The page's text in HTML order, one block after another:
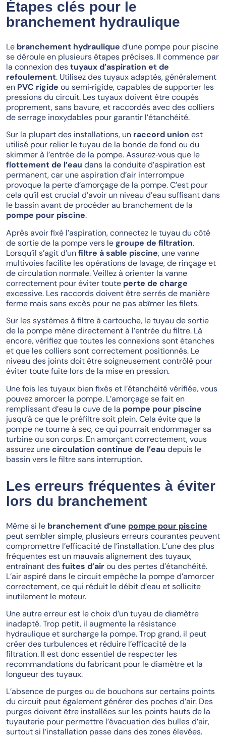
Étapes clés pour le
branchement hydraulique
Le branchement hydraulique d’une pompe pour piscine
se déroule en plusieurs étapes précises. Il commence par
la connexion destuyaux d’aspiration et de
refoulement. Utilisez des tuyaux adaptés, généralement
en PVC rigide ou semi‑rigide, capables de supporter les
pressions du circuit. Les tuyaux doivent être coupés
proprement, sans bavure, et raccordés avec des colliers
de serrage inoxydables pour garantir l’étanchéité.
Sur la plupart des installations, un raccord union est
utilisé pour relier le tuyau de la bonde de fond ou du
skimmer à l’entrée de la pompe. Assurez‑vous que le
flottement de l’eau dans la conduite d’aspiration est
permanent, car une aspiration d’air interrompue
provoque la perte d’amorçage de la pompe. C’est pour
cela qu’il est crucial d’avoir un niveau d’eau suffisant dans
le bassin avant de procéder au branchement de la
pompe pour piscine.
Après avoir fixé l’aspiration, connectez le tuyau du côté
de sortie de la pompe vers legroupe de filtration.
Lorsqu’il s’agit d’unfiltre à sable piscine, une vanne
multivoies facilite les opérations de lavage, de rinçage et
de circulation normale. Veillez à orienter la vanne
correctement pour éviter toute perte de charge
excessive. Les raccords doivent être serrés de manière
ferme mais sans excès pour ne pas abîmer les filets.
Sur les systèmes à filtre à cartouche, le tuyau de sortie
de la pompe mène directement à l’entrée du filtre. Là
encore, vérifiez que toutes les connexions sont étanches
et que les colliers sont correctement positionnés. Le
niveau des joints doit être soigneusement contrôlé pour
éviter toute fuite lors de la mise en pression.
Une fois les tuyaux bien fixés et l’étanchéité vérifiée, vous
pouvez amorcer la pompe. L’amorçage se fait en
remplissant d’eau la cuve de la pompe pour piscine
jusqu’à ce que le préfiltre soit plein. Cela évite que la
pompe ne tourne à sec, ce qui pourrait endommager sa
turbine ou son corps. En amorçant correctement, vous
assurez unecirculation continue de l’eau depuis le
bassin vers le filtre sans interruption.
Les erreurs fréquentes à éviter
lors du branchement
Même si le branchement d’une pompe pour piscine
peut sembler simple, plusieurs erreurs courantes peuvent
compromettre l’efficacité de l’installation. L’une des plus
fréquentes est un mauvais alignement des tuyaux,
entraînant desfuites d’airou des pertes d’étanchéité.
L’air aspiré dans le circuit empêche la pompe d’amorcer
correctement, ce qui réduit le débit d’eau et sollicite
inutilement le moteur.
Une autre erreur est le choix d’un tuyau de diamètre
inadapté. Trop petit, il augmente la résistance
hydraulique et surcharge la pompe. Trop grand, il peut
créer des turbulences et réduire l’efficacité de la
filtration. Il est donc essentiel de respecter les
recommandations du fabricant pour le diamètre et la
longueur des tuyaux.
L’absence de purges ou de bouchons sur certains points
du circuit peut également générer des poches d’air. Des
purges doivent être installées sur les points hauts de la
tuyauterie pour permettre l’évacuation des bulles d’air,
surtout si l’installation passe dans des zones élevées.